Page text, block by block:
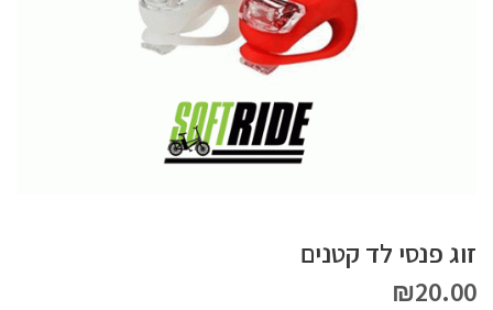
זוג פנסי לד קטנים
₪20.00